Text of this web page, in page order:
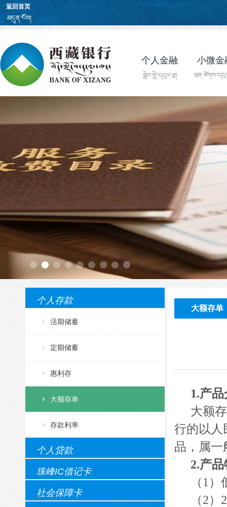
返回首页
个人金融 小微金
个人存款
活期储蓄
定期储蓄
惠利存
大额存单
存款利率
个人贷款
珠峰IC借记卡
社会保障卡
大额存单
1.产
大额
行的以人
品，属一
2.产
（ 1 ）
（2）